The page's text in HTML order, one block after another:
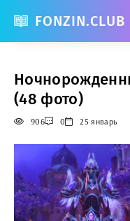
FONZIN.CLUB
(48 фото)
906 0 25 январь